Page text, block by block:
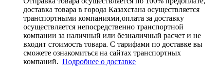
доставка товара в города Казахстана осуществляется
транспортными компаниями,оплата за доставку
осуществляется непосредственно транспортной
компании за наличный или безналичный расчет и не
входит стоимость товара. С тарифами по доставке вы
сможете ознакомиться на сайтах транспортных
компаний. Подробнее о доставке